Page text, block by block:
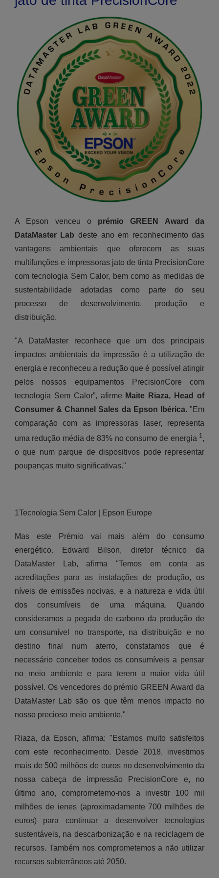
A Epson venceu o prémio GREEN Award da
DataMaster Lab deste ano em reconhecimento das
vantagens ambientais que oferecem as suas
multifunções e impressoras jato de tinta PrecisionCore
com tecnologia Sem Calor, bem como as medidas de
sustentabilidade adotadas como parte do seu
processo de desenvolvimento, produção e
distribuição.
"A DataMaster reconhece que um dos principais
impactos ambientais da impressão é a utilização de
energia e reconheceu a redução que é possível atingir
pelos nossos equipamentos PrecisionCore com
tecnologia Sem Calor”, afirme Maite Riaza, Head of
Consumer & Channel Sales da Epson Ibérica. "Em
comparação com as impressoras laser, representa
uma redução média de 83% no consumo de energia 1 ,
o que num parque de dispositivos pode representar
poupanças muito significativas."
1Tecnologia Sem Calor | Epson Europe
Mas este Prémio vai mais além do consumo
energético. Edward Bilson, diretor técnico da
DataMaster Lab, afirma "Temos em conta as
acreditações para as instalações de produção, os
níveis de emissões nocivas, e a natureza e vida útil
dos consumíveis de uma máquina. Quando
consideramos a pegada de carbono da produção de
um consumível no transporte, na distribuição e no
destino final num aterro, constatamos que é
necessário conceber todos os consumíveis a pensar
no meio ambiente e para terem a maior vida útil
possível. Os vencedores do prémio GREEN Award da
DataMaster Lab são os que têm menos impacto no
nosso precioso meio ambiente."
Riaza, da Epson, afirma: "Estamos muito satisfeitos
com este reconhecimento. Desde 2018, investimos
mais de 500 milhões de euros no desenvolvimento da
nossa cabeça de impressão PrecisionCore e, no
último ano, comprometemo-nos a investir 100 mil
milhões de ienes (aproximadamente 700 milhões de
euros) para continuar a desenvolver tecnologias
sustentáveis, na descarbonização e na reciclagem de
recursos. Também nos comprometemos a não utilizar
recursos subterrâneos até 2050.